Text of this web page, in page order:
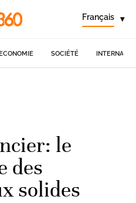
Français ▾
SOCIÉTÉ
le
des
solides